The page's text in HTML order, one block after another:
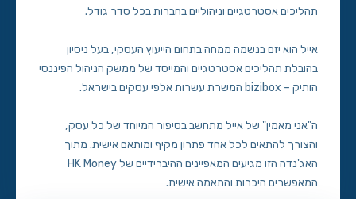
תהליכים אסטרטגיים וניהוליים בחברות בכל סדר גודל.
אייל הוא יזם בנשמה ממחה בתחום הייעוץ העסקי, בעל ניסיון
בהובלת תהליכים אסטרטגיים והמייסד של ממשק הניהול הפיננסי
הותיק – bizibox המשרת עשרות אלפי עסקים בישראל.
ה"אני מאמין" של אייל מתחשב בסיפור המיוחד של כל עסק,
והצורך להתאים לכל אחד פתרון מקיף ומותאם אישית. מתוך
האג'נדה הזו מגיעים המאפיינים ההיברידיים של HK Money
המאפשרים היכרות והתאמה אישית.